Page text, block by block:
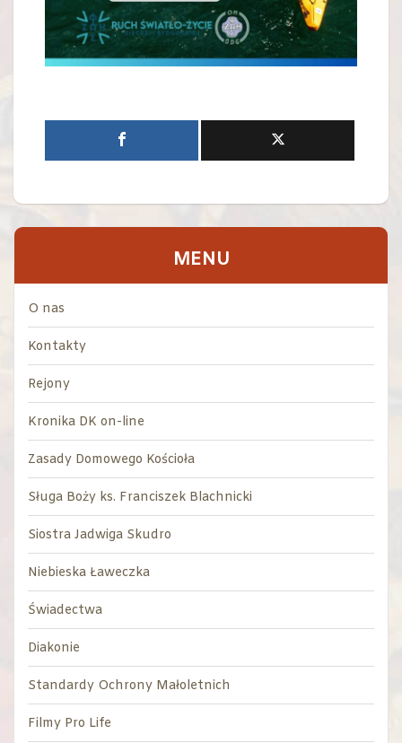
MENU
O nas
Kontakty
Rejony
Kronika DK on-line
Zasady Domowego Kościoła
Sługa Boży ks. Franciszek Blachnicki
Siostra Jadwiga Skudro
Niebieska Ławeczka
Świadectwa
Diakonie
Standardy Ochrony Małoletnich
Filmy Pro Life